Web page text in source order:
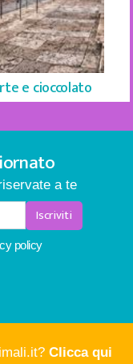
e cioccolato
a te
Iscriviti
policy
Clicca qui